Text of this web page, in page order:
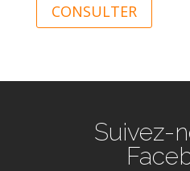
CONSULTER
Suivez-